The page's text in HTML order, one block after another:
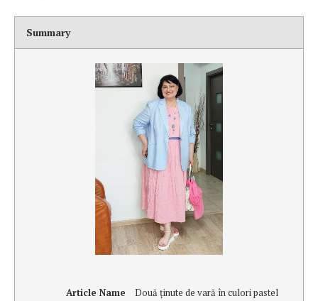
Summary
Article Name Două ţinute de vară în culori pastel